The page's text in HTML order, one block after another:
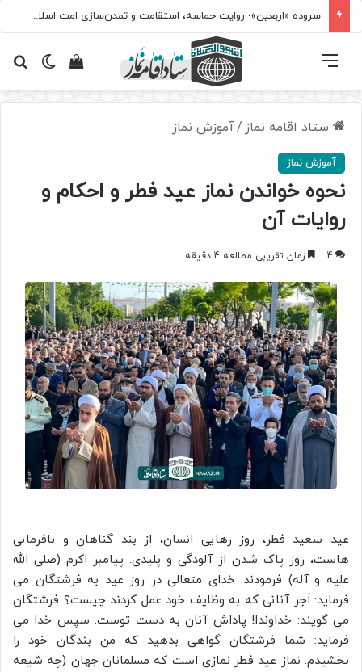
سروده‌ «اربعین»؛ روایت حماسه، استقامت و تمدن‌سازی امت اسلامی
تغییرمشاهده فهرست
ستاد اقامه نماز /آموزش نماز
آموزش نماز
نحوه خواندن نماز عید فطر و احکام و
روایات آن
4 زمان تقریبی مطالعه 4 دقیقه
عید سعید فطر، روز رهایی انسان، از بند گناهان و نافرمانی
هاست، روز پاک شدن از آلودگی و پلیدی. پیامبر اکرم (صلی الله
علیه و آله) فرمودند: خدای متعالی در روز عید به فرشتگان می
فرماید: اَجر آنانی که به وظایف خود عمل کردند چیست؟ فرشتگان
می گویند: خداوندا! پاداش آنان به دست توست. سپس خدا می
فرماید: شما فرشتگان گواهی بدهید که من بندگان خود را
بخشیدم. نماز عید فطر نمازی است که مسلمانان جهان (چه شیعه